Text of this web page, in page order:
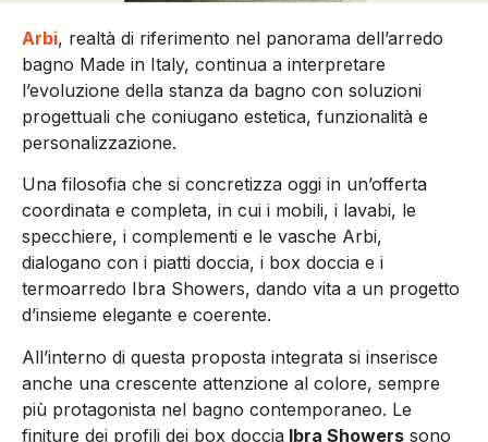
Arbi, realtà di riferimento nel panorama dell’arredo
bagno Made in Italy, continua a interpretare
l’evoluzione della stanza da bagno con soluzioni
progettuali che coniugano estetica, funzionalità e
personalizzazione.
Una filosofia che si concretizza oggi in un’offerta
coordinata e completa, in cui i mobili, i lavabi, le
specchiere, i complementi e le vasche Arbi,
dialogano con i piatti doccia, i box doccia e i
termoarredo Ibra Showers, dando vita a un progetto
d’insieme elegante e coerente.
All’interno di questa proposta integrata si inserisce
anche una crescente attenzione al colore, sempre
più protagonista nel bagno contemporaneo. Le
finiture dei profili dei box doccia Ibra Showers sono